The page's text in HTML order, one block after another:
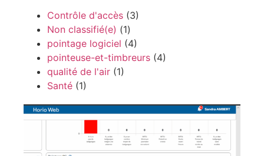
Contrôle d'accès (3)
Non classifié(e) (1)
pointage logiciel (4)
pointeuse-et-timbreurs (4)
qualité de l'air (1)
Santé (1)